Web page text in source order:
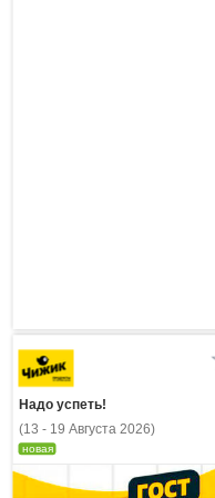
Надо успеть!
(13 - 19 Августа 2026)
новая